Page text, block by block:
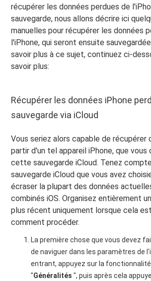
récupérer les données perdues de
sauvegarde, nous allons décrire ici
manuelles pour récupérer les données
l'iPhone, qui seront ensuite
savoir plus à ce sujet, continuez ci-
savoir plus:
Récupérer les données iPhone
sauvegarde via iCloud
Vous seriez alors capable de récupérer
partir d'un tel appareil iPhone, que vous
cette sauvegarde iCloud. Tenez
sauvegarde iCloud que vous avez
écraser la plupart des données
combinés iOS. Organisez entièrement
plus récent uniquement lorsque cela
comment procéder.
La première chose que vous devez
de naviguer dans les paramètres de
entrant, appuyez sur la
"Généralités", puis après cela